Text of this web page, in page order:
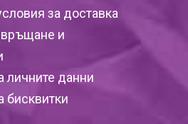
за доставка
и
личните данни
бисквитки